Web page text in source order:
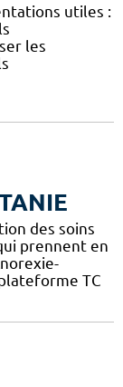
utiles :
les
des soins
prennent en
TC